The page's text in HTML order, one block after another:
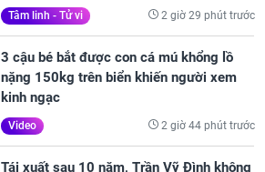
Tâm linh - Tử vi 2 giờ 29 phút trước
3 cậu bé bắt được con cá mú khổng lồ
nặng 150kg trên biển khiến người xem
kinh ngạc
Video 2 giờ 44 phút trước